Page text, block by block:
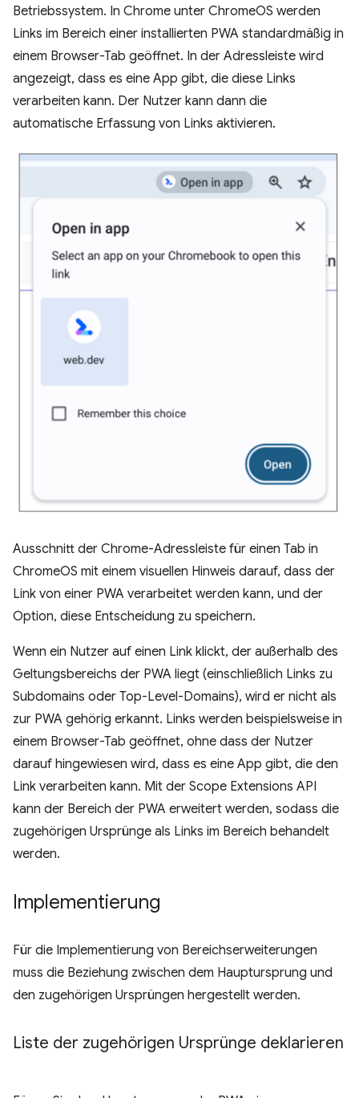
Betriebssystem. In Chrome unter ChromeOS werden
Links im Bereich einer installierten PWA standardmäßig in
einem Browser-Tab geöffnet. In der Adressleiste wird
angezeigt, dass es eine App gibt, die diese Links
verarbeiten kann. Der Nutzer kann dann die
automatische Erfassung von Links aktivieren.
Ausschnitt der Chrome-Adressleiste für einen Tab in
ChromeOS mit einem visuellen Hinweis darauf, dass der
Link von einer PWA verarbeitet werden kann, und der
Option, diese Entscheidung zu speichern.
Wenn ein Nutzer auf einen Link klickt, der außerhalb des
Geltungsbereichs der PWA liegt (einschließlich Links zu
Subdomains oder Top-Level-Domains), wird er nicht als
zur PWA gehörig erkannt. Links werden beispielsweise in
einem Browser-Tab geöffnet, ohne dass der Nutzer
darauf hingewiesen wird, dass es eine App gibt, die den
Link verarbeiten kann. Mit der Scope Extensions API
kann der Bereich der PWA erweitert werden, sodass die
zugehörigen Ursprünge als Links im Bereich behandelt
werden.
Implementierung
Für die Implementierung von Bereichserweiterungen
muss die Beziehung zwischen dem Hauptursprung und
den zugehörigen Ursprüngen hergestellt werden.
Liste der zugehörigen Ursprünge deklarieren